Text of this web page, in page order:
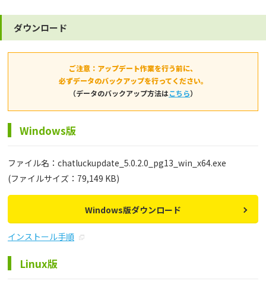
ダウンロード
ご注意：アップデート作業を行う前に、
必ずデータのバックアップを行ってください。
（データのバックアップ方法はこちら）
Windows版
ファイル名：chatluckupdate_5.0.2.0_pg13_win_x64.exe
(ファイルサイズ：79,149 KB)
Windows版ダウンロード
インストール手順
Linux版